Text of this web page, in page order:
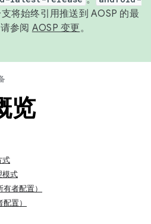
将始终引用推送到 AOSP 的最
参阅 AOSP 变更。
览
式
模式
者配置）
置）